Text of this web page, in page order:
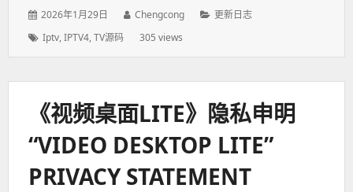
发
于：
2026年1月29日
作
Chengcong
分
更新日志
标
Iptv,IPTV4,TV源码 305 views
《视频桌面LITE》隐私申明
“VIDEO DESKTOP LITE”
PRIVACY STATEMENT